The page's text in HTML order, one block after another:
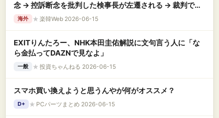
念 → 控訴断念を批判した検事長が左遷される → 裁判で左
遷取り消しが決定
海外 ★ 楽韓Web 2026-06-15
EXITりんたろー、NHK本田圭佑解説に文句言う人に「な
ら金払ってDAZNで見なよ」
一般 ★ 投資ちゃんねる 2026-06-15
スマホ買い換えようと思うんやが何がオススメ？
D+ ★ PCパーツまとめ 2026-06-15